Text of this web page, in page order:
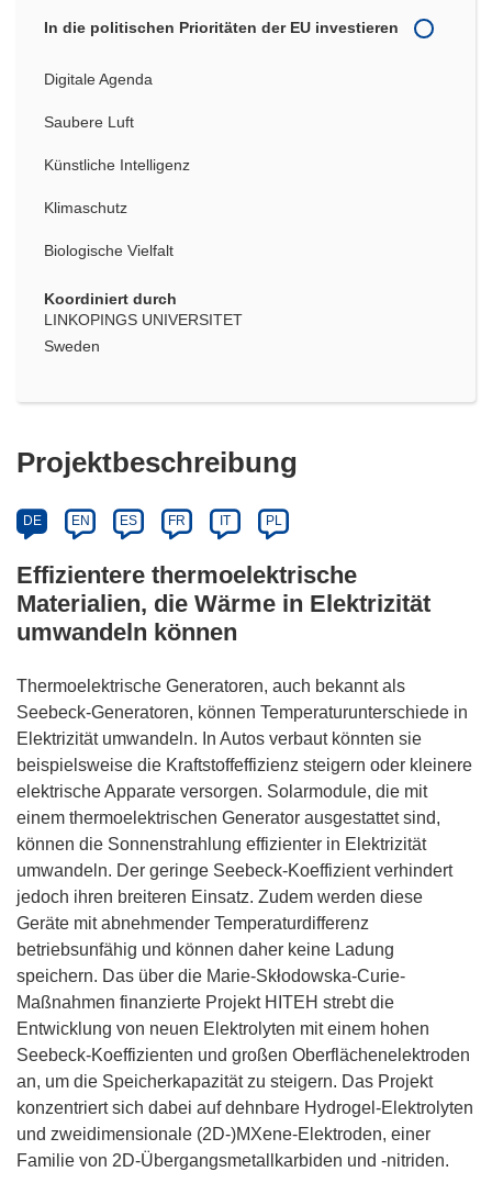
In die politischen Prioritäten der EU investieren
Digitale Agenda
Saubere Luft
Künstliche Intelligenz
Klimaschutz
Biologische Vielfalt
Koordiniert durch
LINKOPINGS UNIVERSITET
Sweden
Projektbeschreibung
DE EN ES FR IT PL
Effizientere thermoelektrische
Materialien, die Wärme in Elektrizität
umwandeln können
Thermoelektrische Generatoren, auch bekannt als
Seebeck-Generatoren, können Temperaturunterschiede in
Elektrizität umwandeln. In Autos verbaut könnten sie
beispielsweise die Kraftstoffeffizienz steigern oder kleinere
elektrische Apparate versorgen. Solarmodule, die mit
einem thermoelektrischen Generator ausgestattet sind,
können die Sonnenstrahlung effizienter in Elektrizität
umwandeln. Der geringe Seebeck-Koeffizient verhindert
jedoch ihren breiteren Einsatz. Zudem werden diese
Geräte mit abnehmender Temperaturdifferenz
betriebsunfähig und können daher keine Ladung
speichern. Das über die Marie-Skłodowska-Curie-
Maßnahmen finanzierte Projekt HITEH strebt die
Entwicklung von neuen Elektrolyten mit einem hohen
Seebeck-Koeffizienten und großen Oberflächenelektroden
an, um die Speicherkapazität zu steigern. Das Projekt
konzentriert sich dabei auf dehnbare Hydrogel-Elektrolyten
und zweidimensionale (2D-)MXene-Elektroden, einer
Familie von 2D-Übergangsmetallkarbiden und -nitriden.